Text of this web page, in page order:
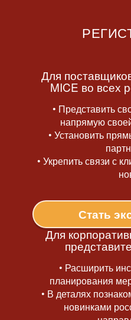
Для
MICE во всех
• Представить
напрямую
• Установить
• Укрепить связи с
Стать
Для
• Расширить
планирования
• В деталях
новинками